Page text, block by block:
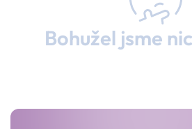
Bohužel jsme